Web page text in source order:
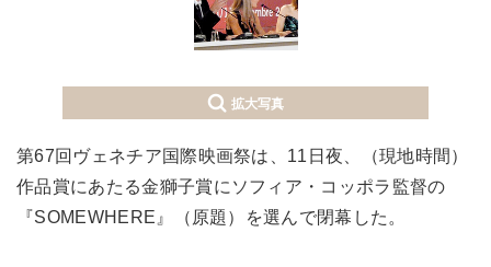
拡大写真
第67回ヴェネチア国際映画祭は、11日夜、（現地時間）
作品賞にあたる金獅子賞にソフィア・コッポラ監督の
『SOMEWHERE』（原題）を選んで閉幕した。